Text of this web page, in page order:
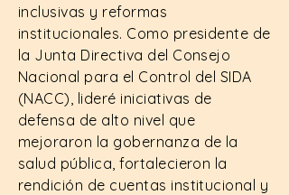
inclusivas y reformas
institucionales. Como presidente de
la Junta Directiva del Consejo
Nacional para el Control del SIDA
(NACC), lideré iniciativas de
defensa de alto nivel que
mejoraron la gobernanza de la
salud pública, fortalecieron la
rendición de cuentas institucional y